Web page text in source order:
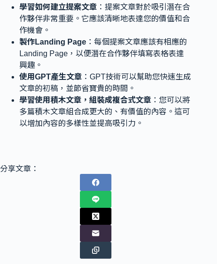
學習如何建立提案文章 ：提案文章對於吸引潛在合
作夥伴非常重要。它應該清晰地表達您的價值和合
作機會。
製作Landing Page ：每個提案文章應該有相應的
Landing Page，以便潛在合作夥伴填寫表格表達
興趣。
使用GPT產生文章 ：GPT技術可以幫助您快速生成
文章的初稿，並節省寶貴的時間。
學習使用積木文章，組裝成複合式文章 ：您可以將
多篇積木文章組合成更大的、有價值的內容。這可
以增加內容的多樣性並提高吸引力。
分享文章：